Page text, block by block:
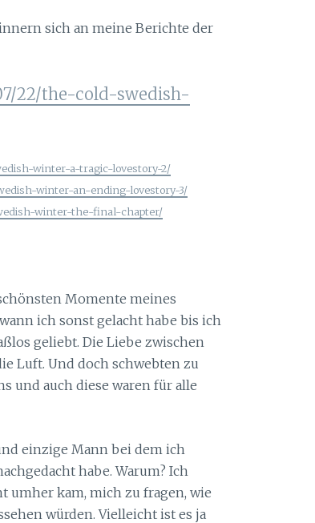
sich an meine Berichte der
22/the-cold-swedish-
winter-a-tragic-lovestory-2/
winter-an-ending-lovestory-3/
winter-the-final-chapter/
Momente meines
ich sonst gelacht habe bis ich
geliebt. Die Liebe zwischen
Luft. Und doch schwebten zu
und auch diese waren für alle
einzige Mann bei dem ich
habe. Warum? Ich
umher kam, mich zu fragen, wie
würden. Vielleicht ist es ja